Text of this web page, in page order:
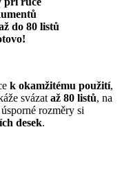
do 80 listů
k okamžitému použití,
svázat až 80 listů, na
rozměry si
desek.